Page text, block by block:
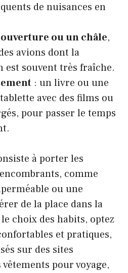
de nuisances en
ou un châle,
avions dont la
est souvent très fraîche.
: un livre ou une
avec des films ou
pour passer le temps
à porter les
comme
ou une
de la place dans la
choix des habits, optez
et pratiques,
sur des sites
pour voyage,